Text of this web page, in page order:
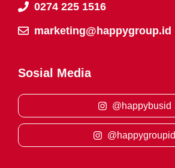
0274 225 1516
marketing@happygroup.id
Sosial Media
@happybusid
@happygroupid